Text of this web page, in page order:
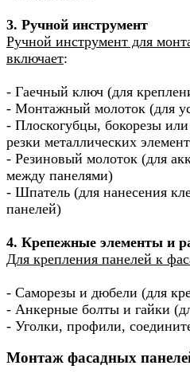
3. Ручной инструмент
Ручной инструмент для
включает:
- Гаечный ключ (для
- Монтажный молоток (для
- Плоскогубцы, бокорезы
резки металлических
- Резиновый молоток (для
между панелями)
- Шпатель (для нанесения
панелей)
4. Крепежные элементы и
Для крепления панелей к
- Саморезы и дюбели (для
- Анкерные болты и гайки
- Уголки, профили,
Монтаж фасадных